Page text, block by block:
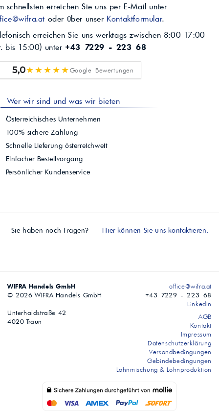
schnellsten erreichen Sie uns per E-Mail unter
oder über unser Kontaktformular.
erreichen Sie uns werktags zwischen 8:00-17:00
bis 15:00) unter +43 7229 - 223 68
5,0★★★★★Google Bewertungen
Wer wir sind und was wir bieten
Österreichisches Unternehmen
100% sichere Zahlung
Schnelle Lieferung österreichweit
Einfacher Bestellvorgang
Persönlicher Kundenservice
Sie haben noch Fragen? Hier können Sie uns kontaktieren.
WIFRA Handels GmbH
© 2026 WIFRA Handels GmbH
Unterhaidstraße 42
4020 Traun
office@wifra.at
+43 7229 - 223 68
LinkedIn
AGB
Kontakt
Impressum
Datenschutzerklärung
Versandbedingungen
Gebindebedingungen
Lohnmischung & Lohnproduktion